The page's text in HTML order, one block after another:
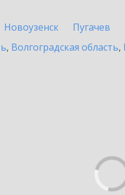
Новоузенск
Пугачев
, Волгоградская область,